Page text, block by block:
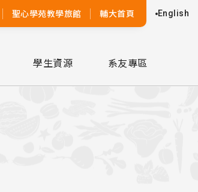
聖心學苑教學旅館 輔大首頁 English
學生資源 系友專區